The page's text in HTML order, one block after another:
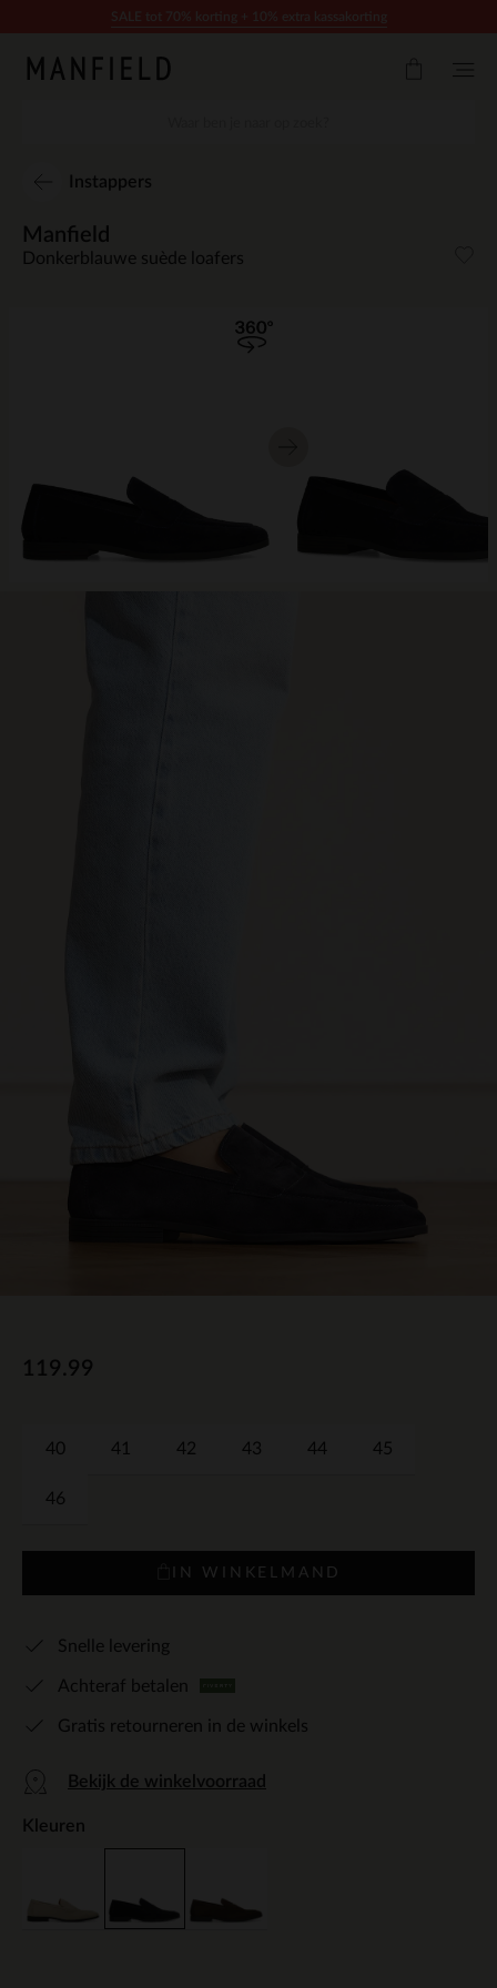
Instappers
Manfield
Donkerblauwe suède loafers
119.99
40 41 42 43 44 45
46
IN WINKELMAND
Snelle levering
Achteraf betalen
Gratis retourneren in de winkels
Bekijk de winkelvoorraad
Kleuren